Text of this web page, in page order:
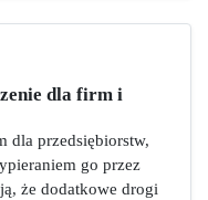
dla firm i
dla przedsiębiorstw,
go przez
że dodatkowe drogi